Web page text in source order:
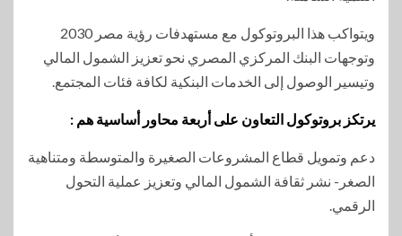
ويتواكب هذا البروتوكول مع مستهدفات رؤية مصر 2030
وتوجهات البنك المركزي المصري نحو تعزيز الشمول المالي
وتيسير الوصول إلى الخدمات البنكية لكافة فئات المجتمع.
يرتكز بروتوكول التعاون على أربعة محاور أساسية هم :
دعم وتمويل قطاع المشروعات الصغيرة والمتوسطة ومتناهية
الصغر- نشر ثقافة الشمول المالي وتعزيز عملية التحول
الرقمي.